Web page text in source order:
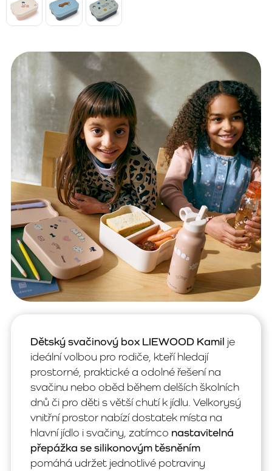
Dětský svačinový box LIEWOOD Kamil je
ideální volbou pro rodiče, kteří hledají
prostorné, praktické a odolné řešení na
svačinu nebo oběd během delších školních
dnů či pro děti s větší chutí k jídlu. Velkorysý
vnitřní prostor nabízí dostatek místa na
hlavní jídlo i svačiny, zatímco nastavitelná
přepážka se silikonovým těsněním
pomáhá udržet jednotlivé potraviny